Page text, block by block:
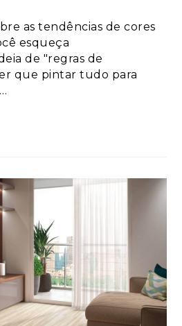
as tendências de cores
esqueça
de "regras de
que pintar tudo para